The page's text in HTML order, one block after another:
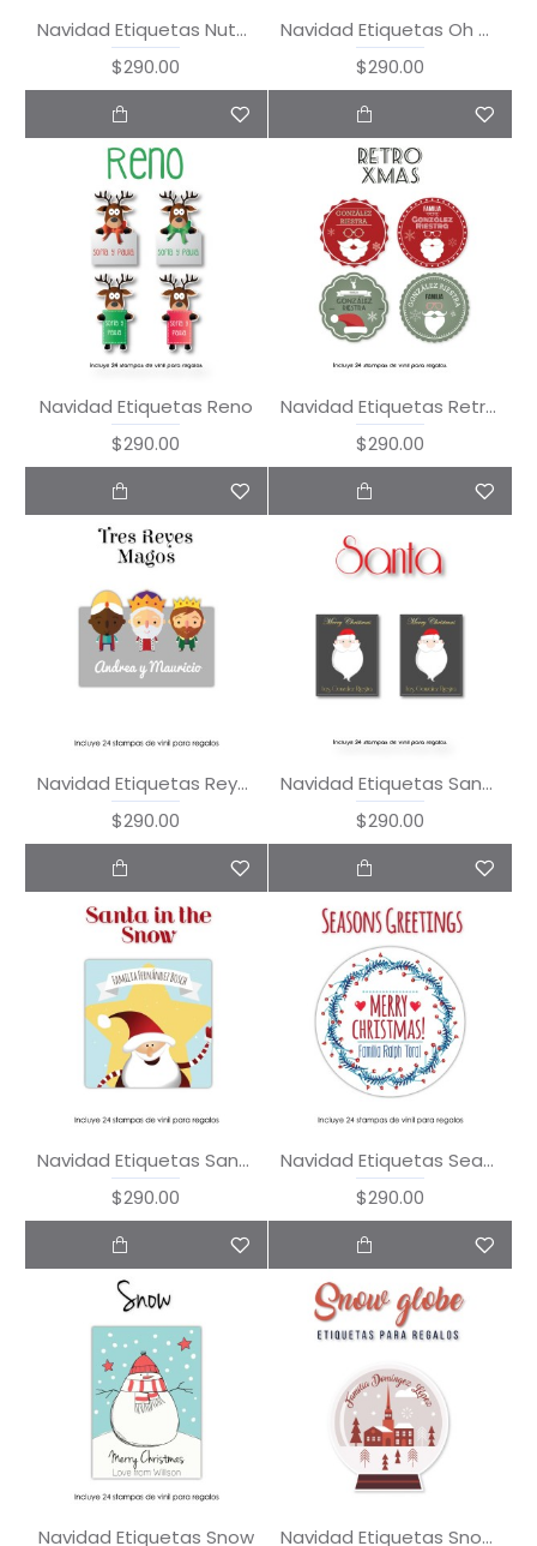
Navidad Etiquetas Nutcracker
$290.00
Navidad Etiquetas Oh Christmas Tree
$290.00
Navidad Etiquetas Reno
$290.00
Navidad Etiquetas Retro Xmas
$290.00
Navidad Etiquetas Reyes Magos
$290.00
Navidad Etiquetas Santa
$290.00
Navidad Etiquetas Santa in the Snow
$290.00
Navidad Etiquetas Season's Greetings
$290.00
Navidad Etiquetas Snow Navidad Etiquetas Snow Globe